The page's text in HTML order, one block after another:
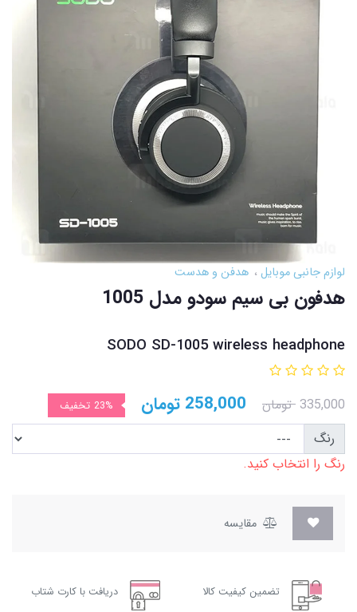
لوازم جانبی موبایل هدفن و هدست
هدفون بی سیم سودو مدل 1005
SODO SD-1005 wireless headphone
335,000 تومان 258,000 تومان 23% تخفیف
رنگ
رنگ را انتخاب کنید.
مقایسه
تضمین کیفیت کالا دریافت با کارت شتاب